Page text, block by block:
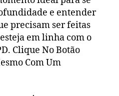
e entender
precisam ser feitas
em linha com o
Clique No Botão
Com Um